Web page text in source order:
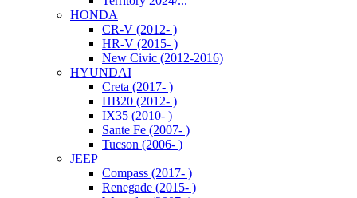
HONDA
CR-V (2012- )
HR-V (2015- )
New Civic (2012-2016)
HYUNDAI
Creta (2017- )
HB20 (2012- )
IX35 (2010- )
Sante Fe (2007- )
Tucson (2006- )
JEEP
Compass (2017- )
Renegade (2015- )